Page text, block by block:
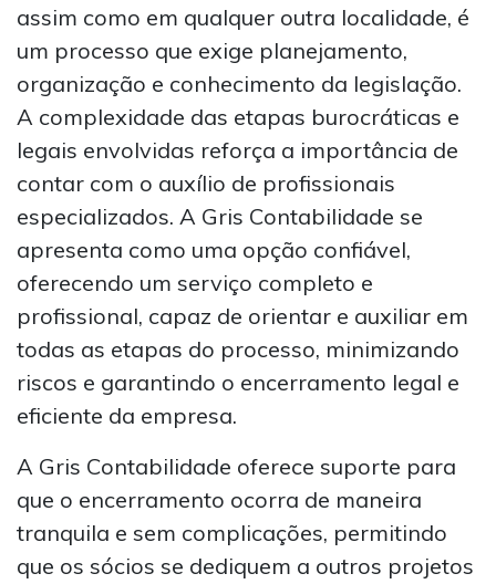
assim como em qualquer outra localidade, é
um processo que exige planejamento,
organização e conhecimento da legislação.
A complexidade das etapas burocráticas e
legais envolvidas reforça a importância de
contar com o auxílio de profissionais
especializados. A Gris Contabilidade se
apresenta como uma opção confiável,
oferecendo um serviço completo e
profissional, capaz de orientar e auxiliar em
todas as etapas do processo, minimizando
riscos e garantindo o encerramento legal e
eficiente da empresa.
A Gris Contabilidade oferece suporte para
que o encerramento ocorra de maneira
tranquila e sem complicações, permitindo
que os sócios se dediquem a outros projetos